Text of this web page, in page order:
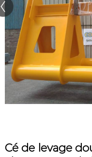
Cé de levage